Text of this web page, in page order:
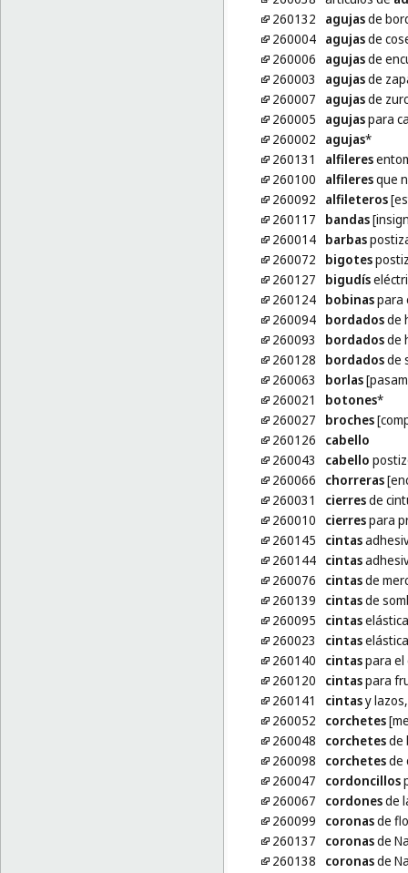
260132
agujasde
260004 agujasde
260006
agujasde
260003
agujasde
260007
agujasde
260005
agujaspara
260002
agujas*
260131
alfileres
260100
alfileresque
260092
alfileteros
260117
bandas
260014 barbas
260072
bigotes
260127
bigudís
260124 bobinaspara
260094 bordadosde
260093
bordadosde
260128
bordadosde
260063
borlas
260021
botones*
260027
broches
260126
cabello
260043
cabello
260066
chorreras
260031
cierresde
260010
cierrespara
260145
cintas
260144 cintas
260076
cintasde
260139
cintasde
260095
cintas
260023
cintas
260140
cintaspara el
260120
cintaspara
260141
cintasy
260052
corchetes
260048
corchetesde
260098
corchetesde
260047
cordoncillos
260067
cordonesde
260099
coronasde
260137
coronasde
260138
coronasde